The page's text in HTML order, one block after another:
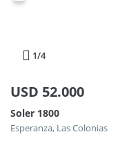
1/4
USD 52.000
Soler 1800
Esperanza, Las Colonias